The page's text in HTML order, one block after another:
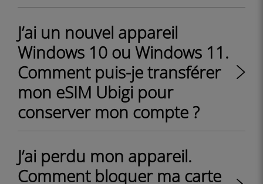
J’ai un nouvel appareil
Windows 10 ou Windows 11.
Comment puis-je transférer
mon eSIM Ubigi pour
conserver mon compte ?
J’ai perdu mon appareil.
Comment bloquer ma carte